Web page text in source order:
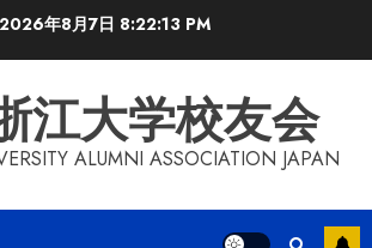
2026年8月7日 8:22:14 PM
江大学校友会
ALUMNI ASSOCIATION JAPAN